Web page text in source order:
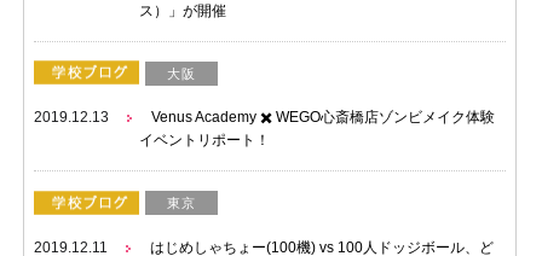
ス）」が開催
大阪
2019.12.13
Venus Academy ✖️ WEGO心斎橋店ゾンビメイク体験
イベントリポート！
東京
2019.12.11
はじめしゃちょー(100機) vs 100人ドッジボール、ど